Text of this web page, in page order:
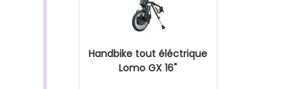
Handbike tout éléctrique
Lomo GX 16"